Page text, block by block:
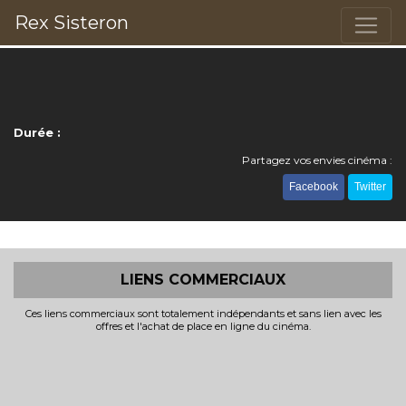
Rex Sisteron
Durée :
Partagez vos envies cinéma :
Facebook Twitter
LIENS COMMERCIAUX
Ces liens commerciaux sont totalement indépendants et sans lien avec les
offres et l'achat de place en ligne du cinéma.